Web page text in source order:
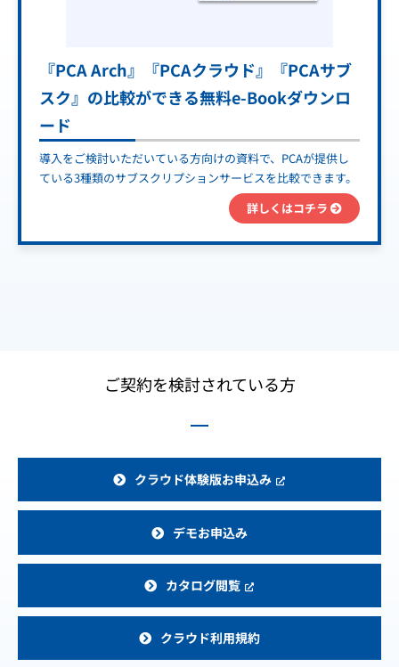
『PCA Arch』『PCAクラウド』『PCAサブ
スク』の比較ができる無料e-Bookダウンロ
ード
導入をご検討いただいている方向けの資料で、PCAが提供し
ている3種類のサブスクリプションサービスを比較できます。
詳しくはコチラ
ご契約を検討されている方
クラウド体験版お申込み
デモお申込み
カタログ閲覧
クラウド利用規約